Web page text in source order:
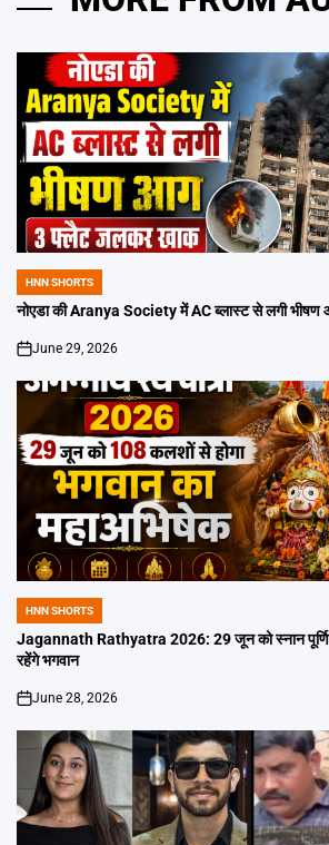
POSTED
IN
HNN SHORTS
नोएडा की Aranya Society में AC ब्लास्ट से लगी
on
June 29, 2026
POSTED
IN
HNN SHORTS
Jagannath Rathyatra 2026: 29 जून को स्नान
रहेंगे भगवान
on
June 28, 2026